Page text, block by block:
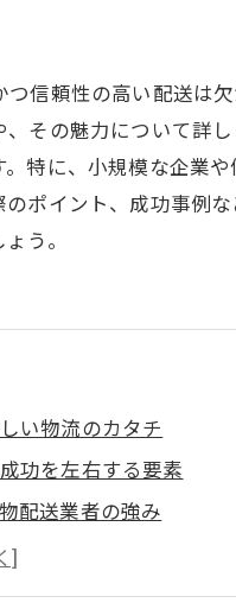
信頼性の高い配送は
その魅力について詳
特に、小規模な企業
ポイント、成功事例
う。
い物流のカタチ
功を左右する要素
配送業者の強み
企業を支える配送のメ
たビジネスのストーリ